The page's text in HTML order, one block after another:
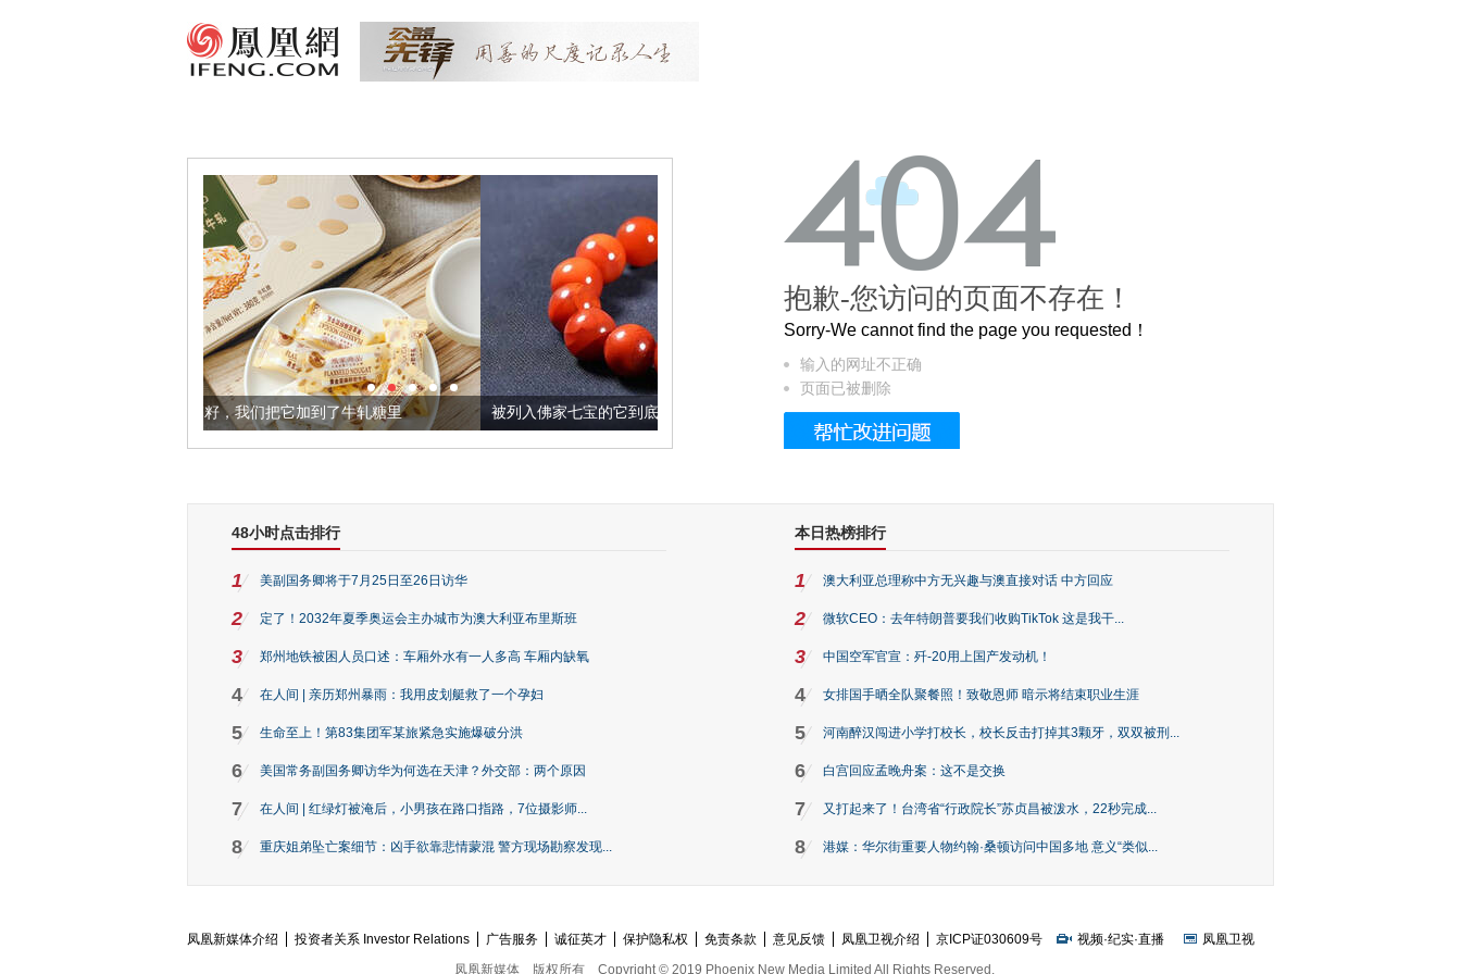
健康的黄金亚麻籽，我们把它加到了牛轧糖里 被列入佛家七宝的它到底有多美？ 这个3.2米的长卷，还原了600岁的紫禁城
抱歉-您访问的页面不存在！
Sorry-We cannot find the page you requested！
输入的网址不正确
页面已被删除
48小时点击排行
1 美副国务卿将于7月25日至26日访华
2 定了！2032年夏季奥运会主办城市为澳大利亚布里斯班
3 郑州地铁被困人员口述：车厢外水有一人多高 车厢内缺氧
4 在人间 | 亲历郑州暴雨：我用皮划艇救了一个孕妇
5 生命至上！第83集团军某旅紧急实施爆破分洪
6 美国常务副国务卿访华为何选在天津？外交部：两个原因
7 在人间 | 红绿灯被淹后，小男孩在路口指路，7位摄影师...
8 重庆姐弟坠亡案细节：凶手欲靠悲情蒙混 警方现场勘察发现...
本日热榜排行
1 澳大利亚总理称中方无兴趣与澳直接对话 中方回应
2 微软CEO：去年特朗普要我们收购TikTok 这是我干...
3 中国空军官宣：歼-20用上国产发动机！
4 女排国手晒全队聚餐照！致敬恩师 暗示将结束职业生涯
5 河南醉汉闯进小学打校长，校长反击打掉其3颗牙，双双被刑...
6 白宫回应孟晚舟案：这不是交换
7 又打起来了！台湾省“行政院长”苏贞昌被泼水，22秒完成...
8 港媒：华尔街重要人物约翰·桑顿访问中国多地 意义“类似...
凤凰新媒体介绍 投资者关系 Investor Relations 广告服务 诚征英才 保护隐私权 免责条款 意见反馈 凤凰卫视介绍 京ICP证030609号 视频·纪实·直播
凤凰卫视
凤凰新媒体
版权所有 Copyright © 2019 Phoenix New Media Limited All Rights Reserved.